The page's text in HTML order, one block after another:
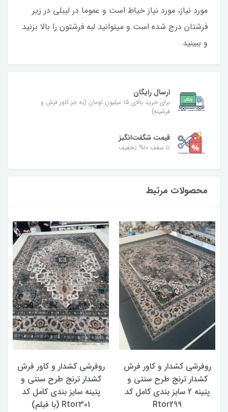
مورد نیاز، مورد نیاز خیاط است و عموما در لیبلی در زیر
فرشتان درج شده است و میتوانید لبه فرشتون را بالا بزنید
و ببینید.
ارسال رایگان
برای خرید بالای ۱۵ میلیون تومان (به جز کاور فرش و
فرشینه)
قیمت شگفت‌انگیز
تا سقف ۱۰% تخفیف
محصولات مرتبط
روفرشی کشدار و کاور فرش
کشدار ترنج طرح سنتی و
پتینه 2 سایز بندی کامل کد
Rtor299
روفرشی کشدار و کاور فرش
کشدار ترنج طرح سنتی و
پتینه سایز بندی کامل کد
Rtor301 (با فیلم)